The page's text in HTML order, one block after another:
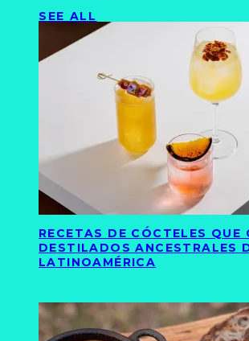
SEE ALL
RECETAS DE CÓCTELES QUE
DESTILADOS ANCESTRALES
LATINOAMÉRICA